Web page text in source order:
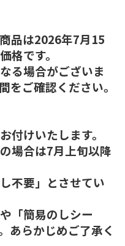
品は2026年7月15
格です。
る場合がございま
をご確認ください。
けいたします。
場合は7月上旬以降
不要」とさせてい
「簡易のしシー
あらかじめご了承く